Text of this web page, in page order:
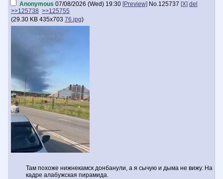
Anonymous 07/08/2026 (Wed) 19:30 [Preview] No.125737 [X] del
>>125738 >>125755
(29.30 KB 435x703 76.jpg)
Там похоже нижнекамск донбанули, а я сычую и дыма не вижу. На
кадре алабужская пирамида.